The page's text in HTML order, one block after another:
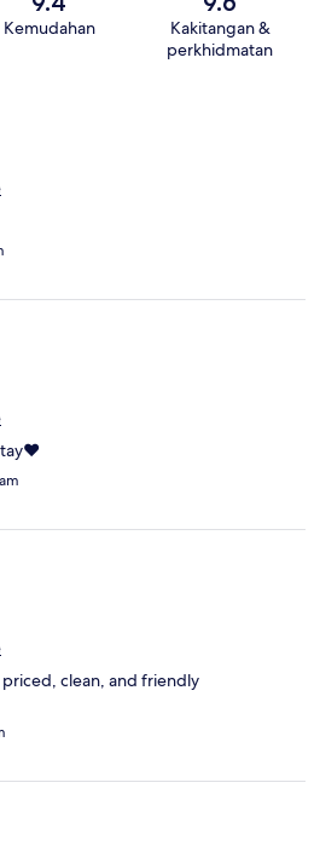
Kemudahan
Kakitangan &
perkhidmatan
clean, and friendly